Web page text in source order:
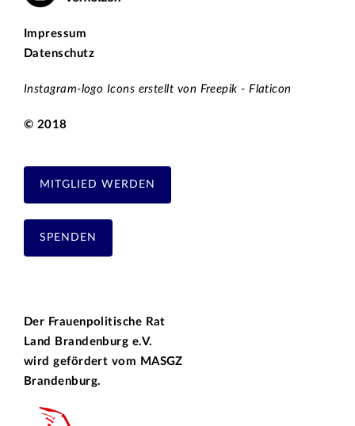
Impressum
Datenschutz
Instagram-logo Icons erstellt von Freepik - Flaticon
© 2018
MITGLIED WERDEN
SPENDEN
Der Frauenpolitische Rat
Land Brandenburg e.V.
wird gefördert vom MASGZ
Brandenburg.